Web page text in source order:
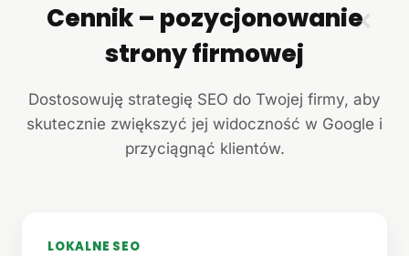
✕
Cennik – pozycjonowanie
strony firmowej
Dostosowuję strategię SEO do Twojej firmy, aby
skutecznie zwiększyć jej widoczność w Google i
przyciągnąć klientów.
LOKALNE SEO